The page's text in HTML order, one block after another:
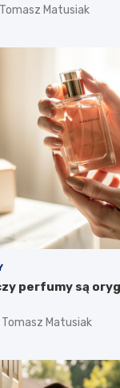
Tomasz Matusiak
perfumy są
Tomasz Matusiak